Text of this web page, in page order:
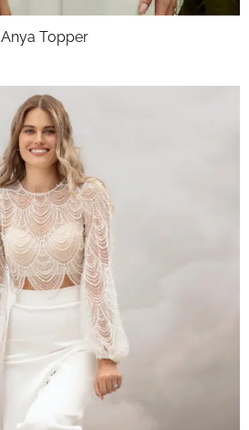
Anya Topper